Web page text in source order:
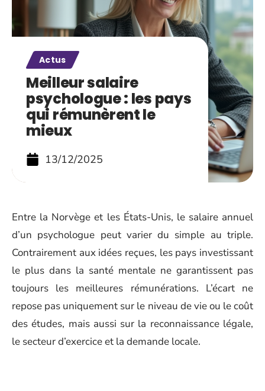
Actus
Meilleur salaire
psychologue : les pays
qui rémunèrent le
mieux
13/12/2025
Entre la Norvège et les États-Unis, le salaire annuel
d’un psychologue peut varier du simple au triple.
Contrairement aux idées reçues, les pays investissant
le plus dans la santé mentale ne garantissent pas
toujours les meilleures rémunérations. L’écart ne
repose pas uniquement sur le niveau de vie ou le coût
des études, mais aussi sur la reconnaissance légale,
le secteur d’exercice et la demande locale.